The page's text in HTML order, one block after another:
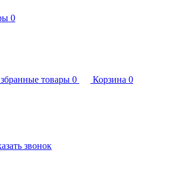
0
товары 0 Корзина 0
звонок